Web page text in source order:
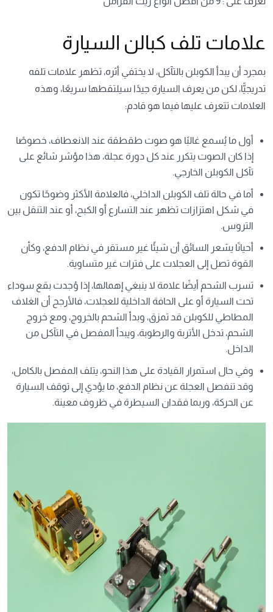
علامات تلف كبالن السيارة
بمجرد أن يبدأ الكوبلن بالتآكل، لا يختفي أثره، تظهر علامات تلفه
تدريجيًّا، لكن من يعرف السيارة جيدًا سيلتقطها سريعًا، وهذه
العلامات تتعرف عليها فيما هو قادم:
أول ما يُسمع غالبًا هو صوت طقطقة عند الانعطاف، خصوصًا
إذا كان الصوت يتكرر عند كل دورة عجلة، هذا مؤشر شائع على
تآكل الكوبلن الخارجي.
أما في حالة تلف الكوبلن الداخلي، فالعلامة الأكثر وضوحًا تكون
في شكل اهتزازات تظهر عند التسارع أو الكبح، أو عند التنقل بين
التروس.
أحيانًا يشعر السائق أن شيئًا غير مستقر في نظام الدفع، وكأن
القوة تصل إلى العجلات على فترات غير متساوية.
تسرب الشحم أيضًا علامة لا ينبغي إهمالها، إذا وُجدت بقع سوداء
تحت السيارة أو على الحافة الداخلية للعجلات، فالأرجح أن الغلاف
المطاطي للكوبلن قد تمزق، وبدأ الشحم بالخروج، ومع خروج
الشحم، تدخل الأتربة والرطوبة، ويبدأ المفصل في التآكل من
الداخل.
وفي حال استمرار القيادة على هذا النحو، يتلف المفصل بالكامل،
وقد تنفصل العجلة عن نظام الدفع، ما يؤدي إلى توقف السيارة
عن الحركة، وربما فقدان السيطرة في ظروف معينة.